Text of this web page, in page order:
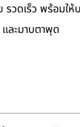
วดเร็ว พร้อมใ
ละมาบตาพุด